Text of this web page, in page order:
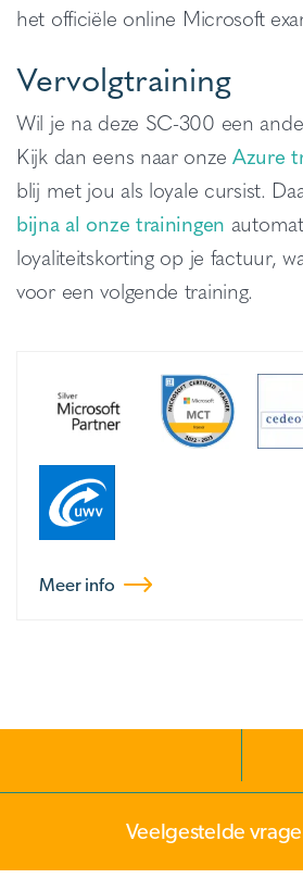
het officiële online Microsoft
Vervolgtraining
Wil je na deze SC-300 een
Kijk dan eens naar onzeAzure
blij met jou als loyale cursist.
bijna al onze trainingen
loyaliteitskorting op je factuur,
voor een volgende training.
Meer info
Veelgestelde